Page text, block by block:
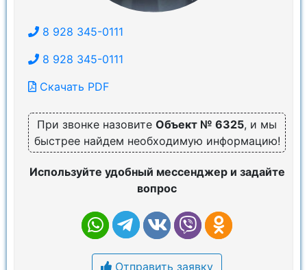
8 928 345-0111
8 928 345-0111
Скачать PDF
При звонке назовите Объект № 6325, и мы
быстрее найдем необходимую информацию!
Используйте удобный мессенджер и задайте
вопрос
Отправить заявку